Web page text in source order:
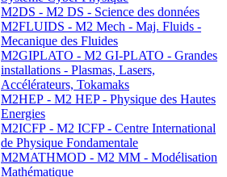
M2DS - M2 DS - Science des données
M2FLUIDS - M2 Mech - Maj. Fluids -
Mecanique des Fluides
M2GIPLATO - M2 GI-PLATO - Grandes
installations - Plasmas, Lasers,
Accélérateurs, Tokamaks
M2HEP - M2 HEP - Physique des Hautes
Energies
M2ICFP - M2 ICFP - Centre International
de Physique Fondamentale
M2MATHMOD - M2 MM - Modélisation
Mathématique